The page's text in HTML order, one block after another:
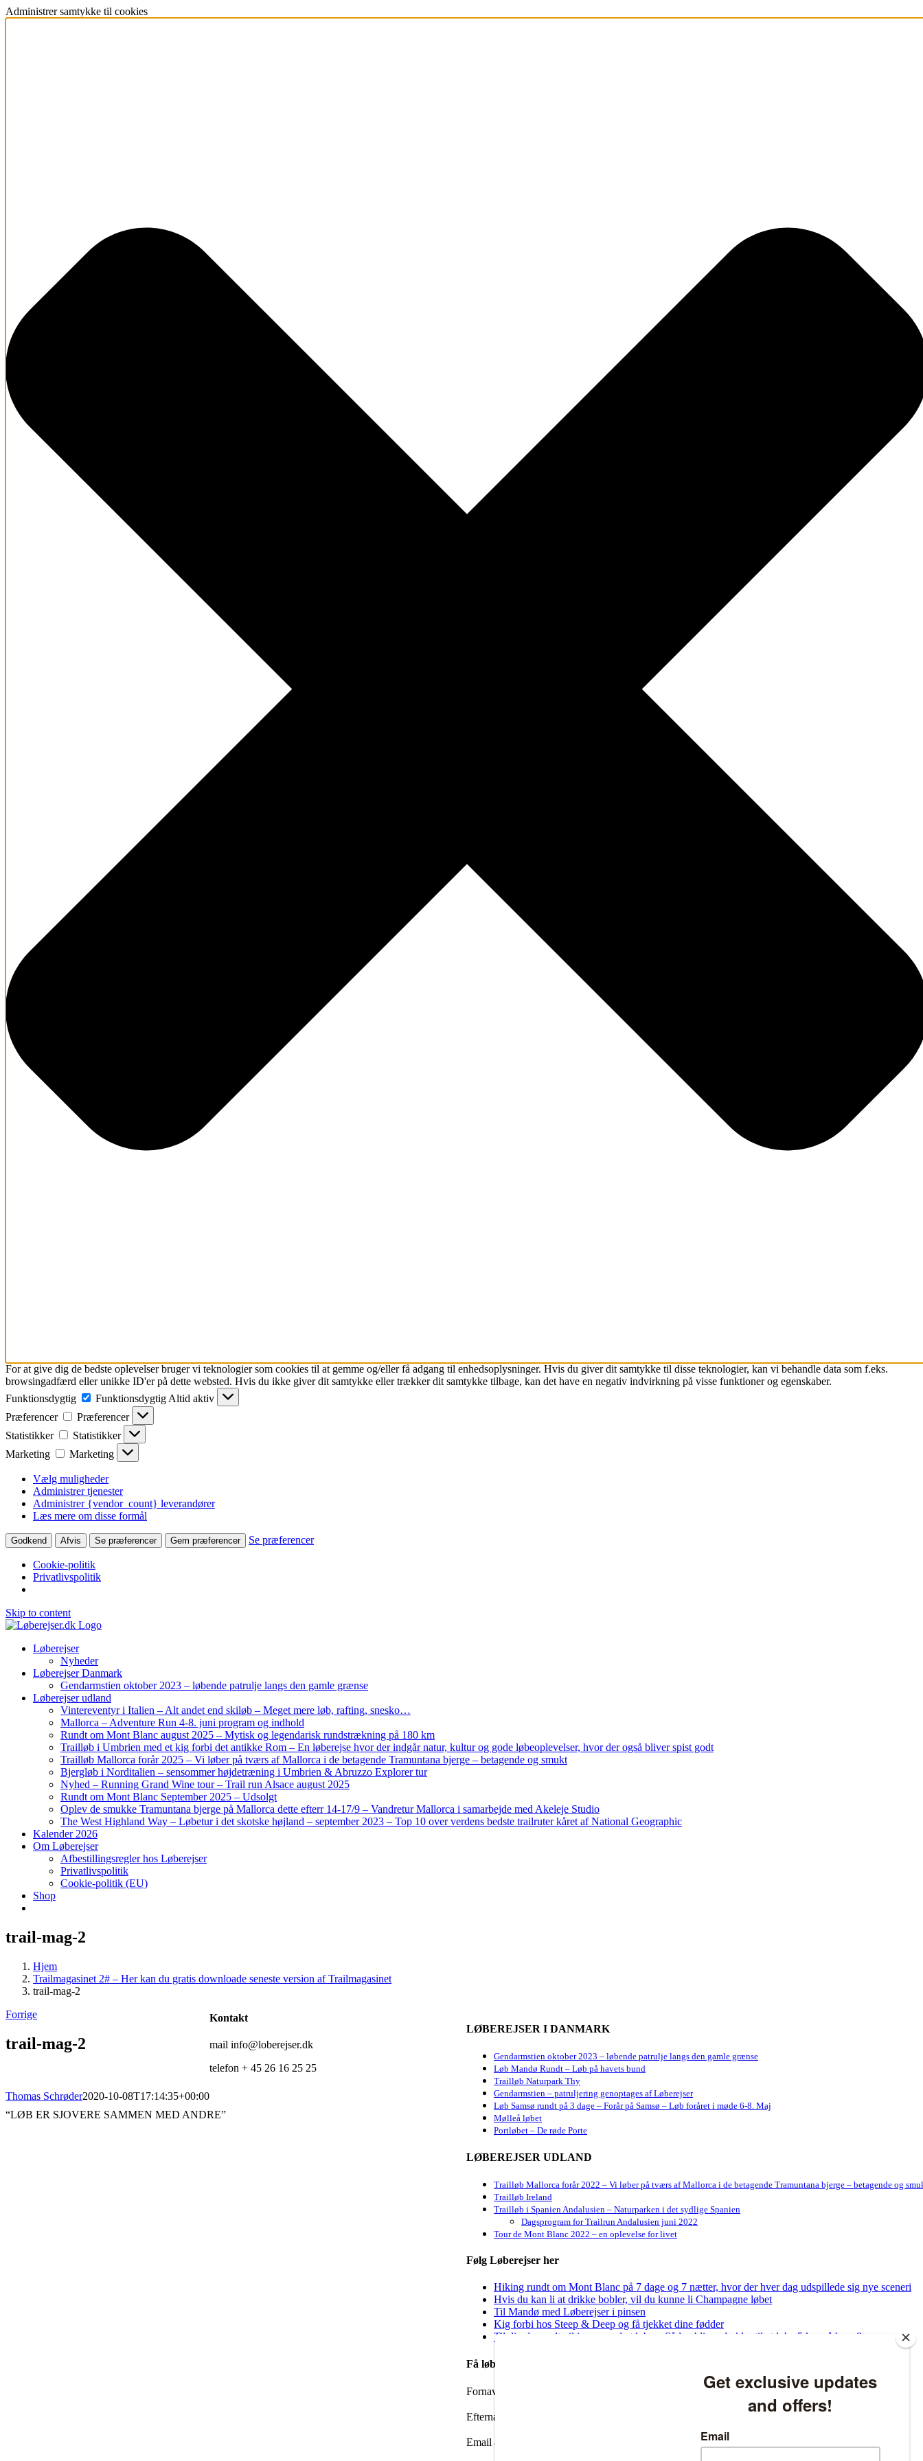
Administrer samtykke til cookies
For at give dig de bedste oplevelser bruger vi teknologier som cookies til at gemme og/eller få adgang til enhedsoplysninger. Hvis du giver dit samtykke til disse teknologier, kan vi behandle data som f.eks.
browsingadfærd eller unikke ID'er på dette websted. Hvis du ikke giver dit samtykke eller trækker dit samtykke tilbage, kan det have en negativ indvirkning på visse funktioner og egenskaber.
Funktionsdygtig
Funktionsdygtig Altid aktiv
Præferencer
Præferencer
Statistikker
Statistikker
Marketing
Marketing
Vælg muligheder
Administrer tjenester
Administrer {vendor_count} leverandører
Læs mere om disse formål
Godkend Afvis Se præferencer Gem præferencer Se præferencer
Cookie-politik
Privatlivspolitik
Skip to content
Løberejser
Nyheder
Løberejser Danmark
Gendarmstien oktober 2023 – løbende patrulje langs den gamle grænse
Løberejser udland
Vintereventyr i Italien – Alt andet end skiløb – Meget mere løb, rafting, snesko…
Mallorca – Adventure Run 4-8. juni program og indhold
Rundt om Mont Blanc august 2025 – Mytisk og legendarisk rundstrækning på 180 km
Trailløb i Umbrien med et kig forbi det antikke Rom – En løberejse hvor der indgår natur, kultur og gode løbeoplevelser, hvor der også bliver spist godt
Trailløb Mallorca forår 2025 – Vi løber på tværs af Mallorca i de betagende Tramuntana bjerge – betagende og smukt
Bjergløb i Norditalien – sensommer højdetræning i Umbrien & Abruzzo Explorer tur
Nyhed – Running Grand Wine tour – Trail run Alsace august 2025
Rundt om Mont Blanc September 2025 – Udsolgt
Oplev de smukke Tramuntana bjerge på Mallorca dette efterr 14-17/9 – Vandretur Mallorca i samarbejde med Akeleje Studio
The West Highland Way – Løbetur i det skotske højland – september 2023 – Top 10 over verdens bedste trailruter kåret af National Geographic
Kalender 2026
Om Løberejser
Afbestillingsregler hos Løberejser
Privatlivspolitik
Cookie-politik (EU)
Shop
trail-mag-2
Hjem
Trailmagasinet 2# – Her kan du gratis downloade seneste version af Trailmagasinet
trail-mag-2
Forrige
trail-mag-2
Thomas Schrøder2020-10-08T17:14:35+00:00
LØBEREJSER I DANMARK
Gendarmstien oktober 2023 – løbende patrulje langs den gamle grænse
Løb Mandø Rundt – Løb på havets bund
Trailløb Naturpark Thy
Gendarmstien – patruljering genoptages af Løberejser
Løb Samsø rundt på 3 dage – Forår på Samsø – Løb foråret i møde 6-8. Maj
Mølleå løbet
Portløbet – De røde Porte
LØBEREJSER UDLAND
Trailløb Mallorca forår 2022 – Vi løber på tværs af Mallorca i de betagende Tramuntana bjerge – betagende og
Trailløb Ireland
Trailløb i Spanien Andalusien – Naturparken i det sydlige Spanien
Dagsprogram for Trailrun Andalusien juni 2022
Tour de Mont Blanc 2022 – en oplevelse for livet
Følg Løberejser her
Hiking rundt om Mont Blanc på 7 dage og 7 nætter, hvor der hver dag udspillede sig nye sceneri
Hvis du kan li at drikke bobler, vil du kunne li Champagne løbet
Til Mandø med Løberejser i pinsen
Kig forbi hos Steep & Deep og få tjekket dine fødder
Til dig der godt vil igang med at løbe – Sådan bliver du klar til at løbe 5 km på bare 8 uger
Få løbenyheder i din mailbox
Fornavn
Efternavn
Email adresse:
Kontakt
mail info@loberejser.dk
telefon + 45 26 16 25 25
“LØB ER SJOVERE SAMMEN MED ANDRE”